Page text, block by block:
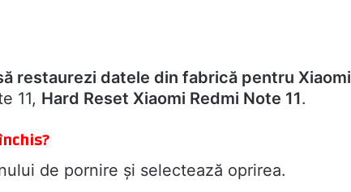
restaurezi datele din fabrică pentru Xiaomi
11, Hard Reset Xiaomi Redmi Note 11.
de pornire și selectează oprirea.